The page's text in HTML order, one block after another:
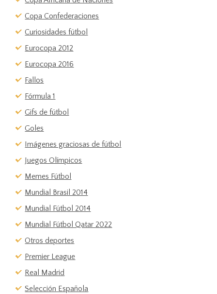
Copa Confederaciones
Curiosidades fútbol
Eurocopa 2012
Eurocopa 2016
Fallos
Fórmula 1
Gifs de fútbol
Goles
Imágenes graciosas de fútbol
Juegos Olímpicos
Memes Fútbol
Mundial Brasil 2014
Mundial Fútbol 2014
Mundial Fútbol Qatar 2022
Otros deportes
Premier League
Real Madrid
Selección Española